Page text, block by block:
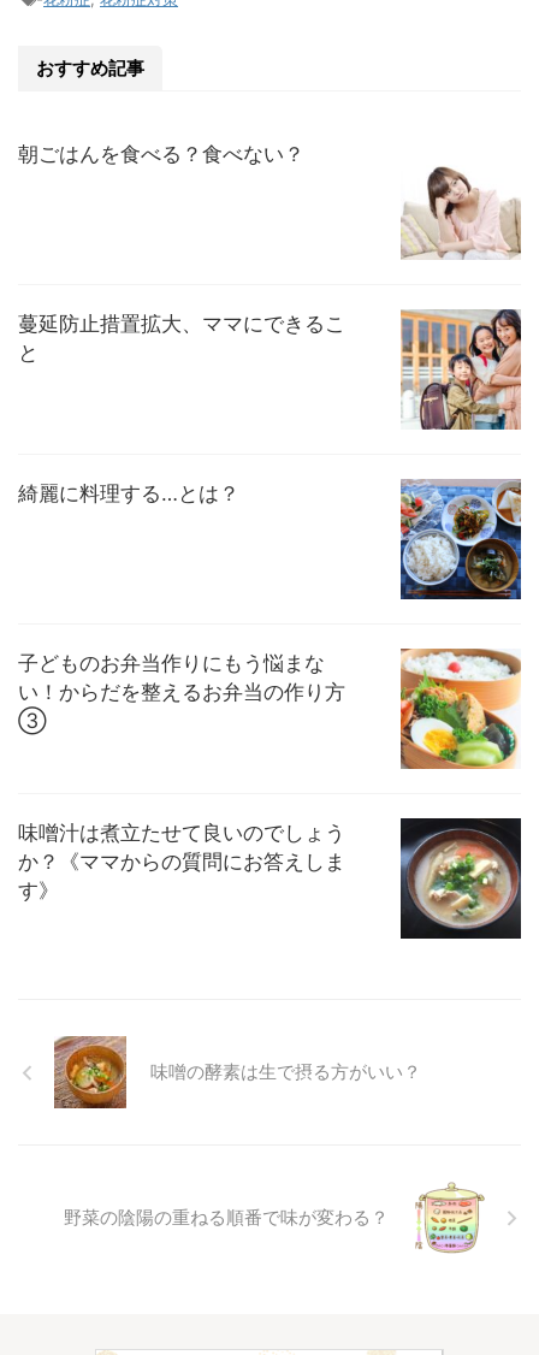
おすすめ記事
朝ごはんを食べる？食べない？
蔓延防止措置拡大、ママにできるこ
と
綺麗に料理する…とは？
子どものお弁当作りにもう悩まな
い！からだを整えるお弁当の作り方
③
味噌汁は煮立たせて良いのでしょう
か？《ママからの質問にお答えしま
す》
味噌の酵素は生で摂る方がいい？
野菜の陰陽の重ねる順番で味が変わる？